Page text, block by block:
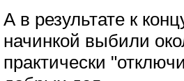
А в результате к
начинкой выбили
практически